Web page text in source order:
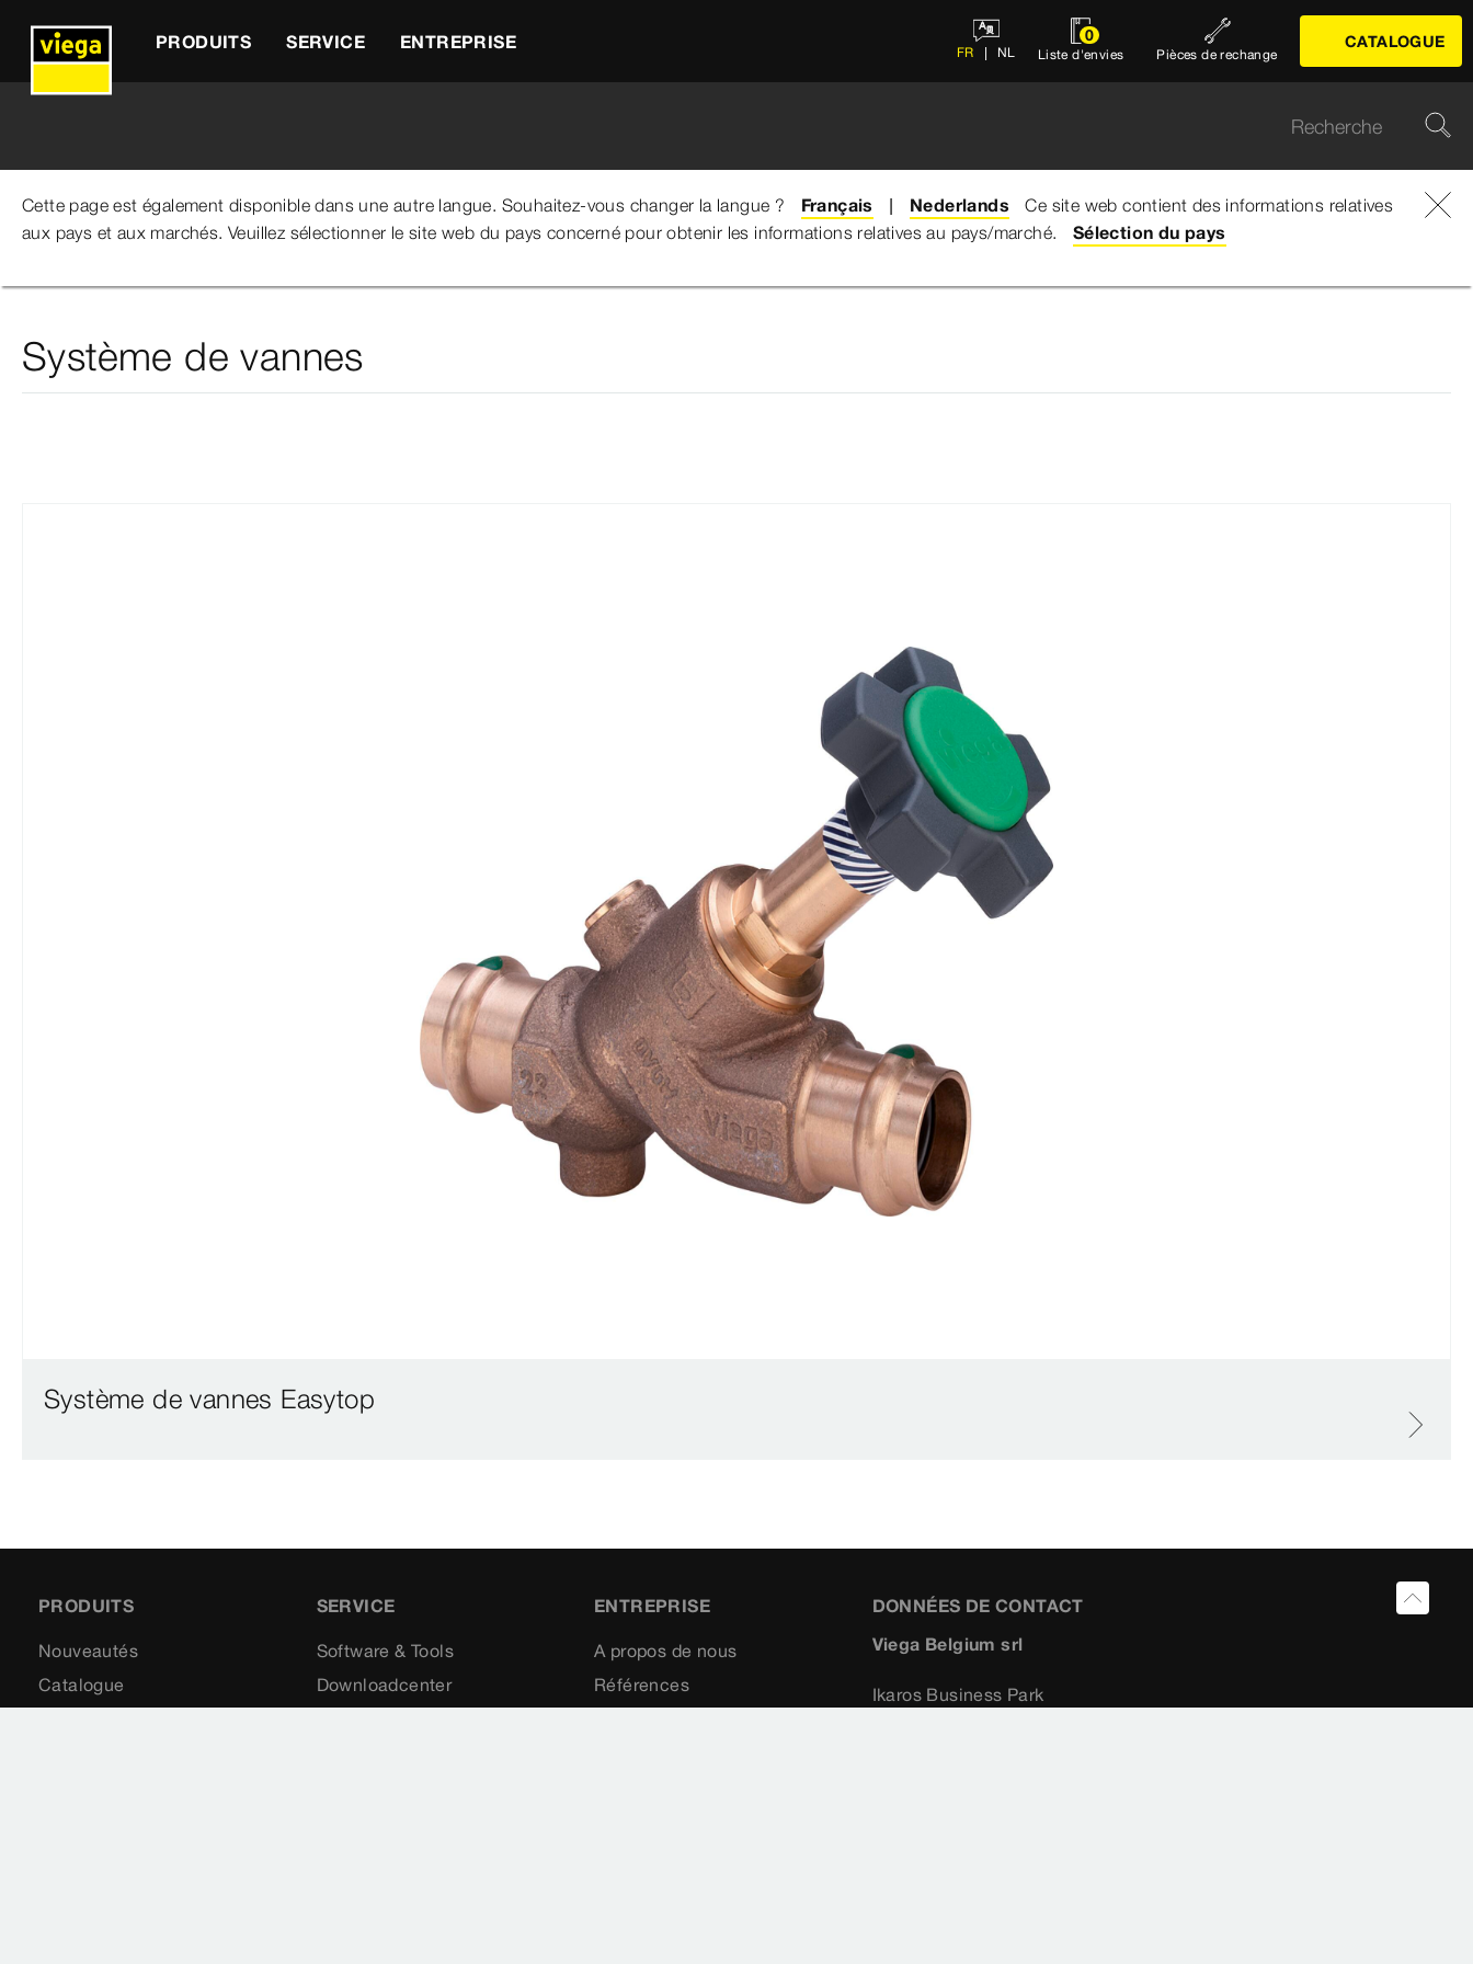
PRODUITS SERVICE ENTREPRISE FR NL
0
Liste d'envies Pièces de rechange
CATALOGUE
Cette page est également disponible dans une autre langue. Souhaitez-vous changer la langue ? Français Nederlands
Ce site web contient des informations relatives
aux pays et aux marchés. Veuillez sélectionner le site web du pays concerné pour obtenir les informations relatives au pays/marché.
Sélection du pays
Viega Belgium Produits Pièces de rechange Système de vannes
Système de vannes
Système de vannes Easytop
PRODUITS
Nouveautés
Catalogue
SERVICE
Software & Tools
Downloadcenter
ENTREPRISE
A propos de nous
Références
DONNÉES DE CONTACT
Viega Belgium srl
Ikaros Business Park